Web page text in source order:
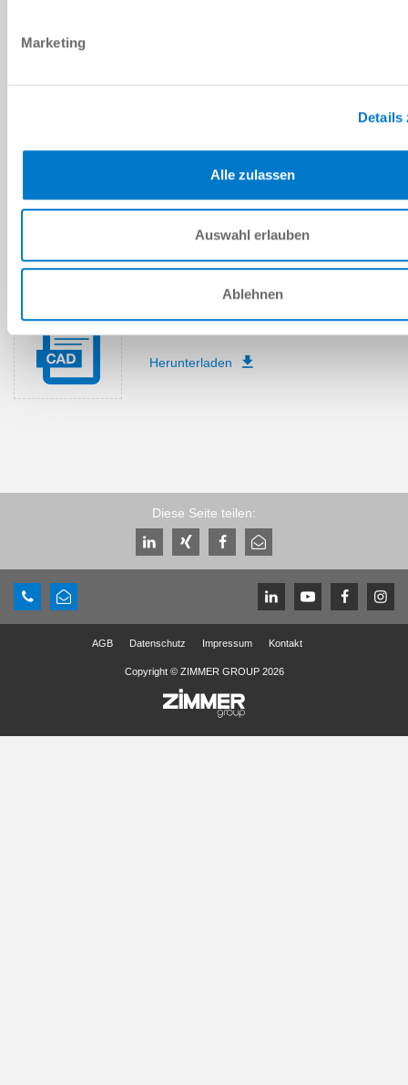
Marketing
Details
Alle zulassen
Auswahl erlauben
Ablehnen
Technische Daten
PDF-Datenblatt
Herunterladen
Herunterladen
Diese Seite teilen:
AGB Datenschutz Impressum Kontakt
Copyright © ZIMMER GROUP 2026